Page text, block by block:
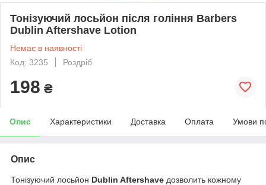
Тонізуючий лосьйон після гоління Barbers
Dublin Aftershave Lotion
Немає в наявності
Код: 3235
Роздріб
198 ₴
Опис Характеристики Доставка Оплата Умови
Опис
Тонізуючий лосьйон Dublin Aftershave дозволить кожному